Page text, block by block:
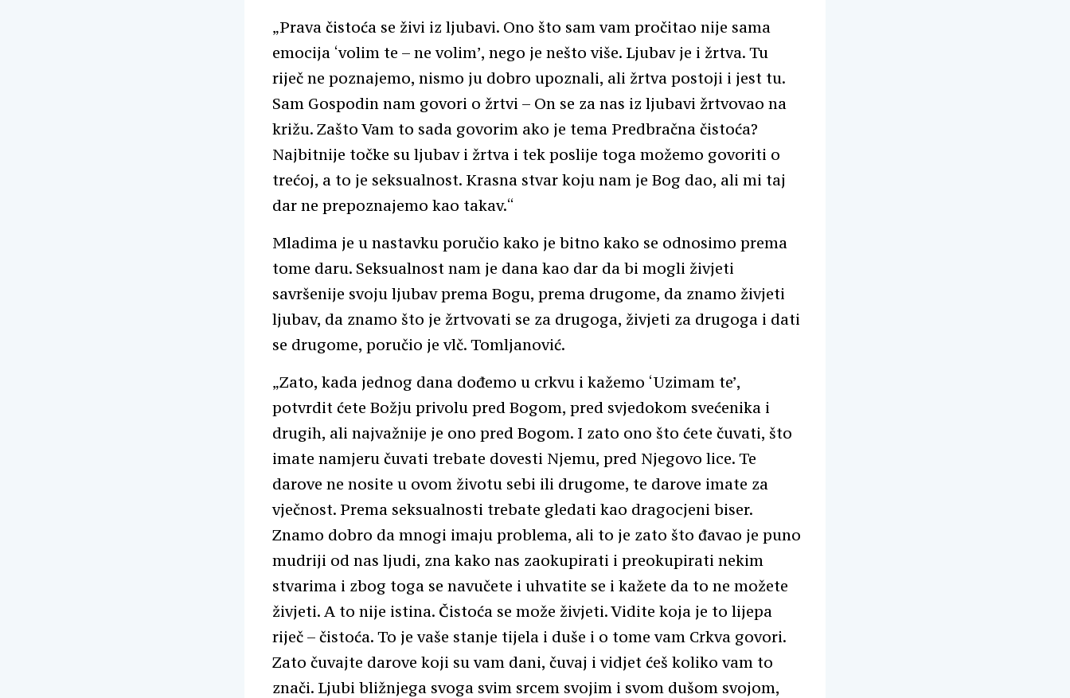
„Prava čistoća se živi iz ljubavi. Ono što sam vam pročitao nije sama
emocija ‘volim te – ne volim’, nego je nešto više. Ljubav je i žrtva. Tu
riječ ne poznajemo, nismo ju dobro upoznali, ali žrtva postoji i jest tu.
Sam Gospodin nam govori o žrtvi – On se za nas iz ljubavi žrtvovao na
križu. Zašto Vam to sada govorim ako je tema Predbračna čistoća?
Najbitnije točke su ljubav i žrtva i tek poslije toga možemo govoriti o
trećoj, a to je seksualnost. Krasna stvar koju nam je Bog dao, ali mi taj
dar ne prepoznajemo kao takav.“
Mladima je u nastavku poručio kako je bitno kako se odnosimo prema
tome daru. Seksualnost nam je dana kao dar da bi mogli živjeti
savršenije svoju ljubav prema Bogu, prema drugome, da znamo živjeti
ljubav, da znamo što je žrtvovati se za drugoga, živjeti za drugoga i dati
se drugome, poručio je vlč. Tomljanović.
„Zato, kada jednog dana dođemo u crkvu i kažemo ‘Uzimam te’,
potvrdit ćete Božju privolu pred Bogom, pred svjedokom svećenika i
drugih, ali najvažnije je ono pred Bogom. I zato ono što ćete čuvati, što
imate namjeru čuvati trebate dovesti Njemu, pred Njegovo lice. Te
darove ne nosite u ovom životu sebi ili drugome, te darove imate za
vječnost. Prema seksualnosti trebate gledati kao dragocjeni biser.
Znamo dobro da mnogi imaju problema, ali to je zato što đavao je puno
mudriji od nas ljudi, zna kako nas zaokupirati i preokupirati nekim
stvarima i zbog toga se navučete i uhvatite se i kažete da to ne možete
živjeti. A to nije istina. Čistoća se može živjeti. Vidite koja je to lijepa
riječ – čistoća. To je vaše stanje tijela i duše i o tome vam Crkva govori.
Zato čuvajte darove koji su vam dani, čuvaj i vidjet ćeš koliko vam to
znači. Ljubi bližnjega svoga svim srcem svojim i svom dušom svojom,